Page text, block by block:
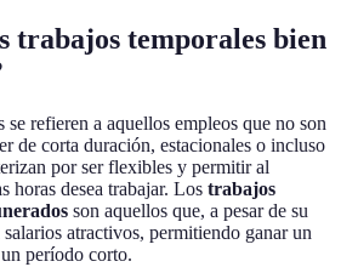
trabajos temporales bien
se refieren a aquellos empleos que no son
de corta duración, estacionales o incluso
por ser flexibles y permitir al
horas desea trabajar. Los trabajos
son aquellos que, a pesar de su
atractivos, permitiendo ganar un
período corto.